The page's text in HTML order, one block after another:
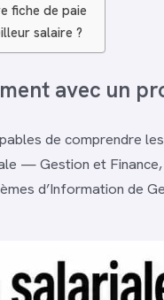
fiche de paie
salaire ?
avec un
de comprendre les
— Gestion et
d’Information de